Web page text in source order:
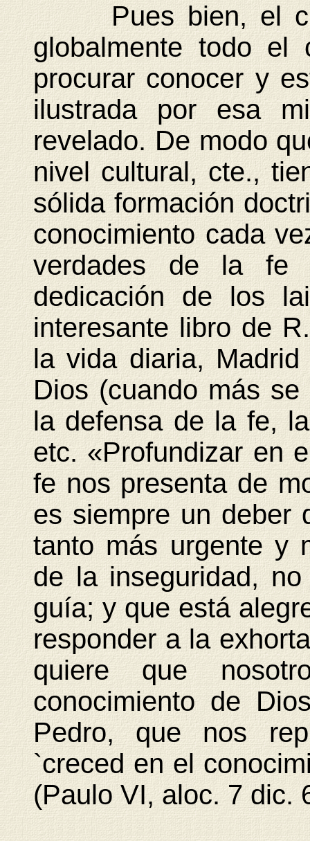
Pues bien, el
globalmente todo
procurar conocer y
ilustrada por esa
revelado. De modo
nivel cultural, cte.,
sólida formación
conocimiento cada
verdades de la fe
dedicación de los
interesante libro de
la vida diaria,
Dios (cuando más
la defensa de la fe,
etc. «Profundizar en
fe nos presenta de
es siempre un deber
tanto más urgente y
de la inseguridad,
guía; y que está
responder a la
quiere que
conocimiento de
Pedro, que nos
`creced en el
(Paulo VI, aloc. 7 dic.